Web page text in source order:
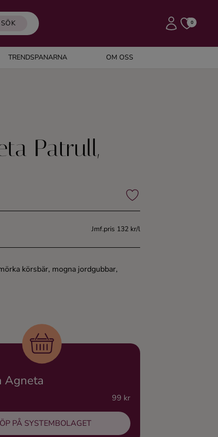
SÖK 0
TRENDSPANARNA OM OSS
Patrull,
Jmf.pris 132 kr/l
körsbär, mogna jordgubbar,
Agneta
99 kr
PÅ SYSTEMBOLAGET